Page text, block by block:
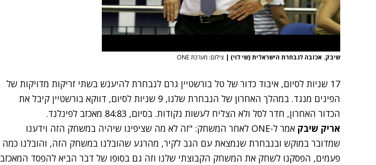
שיבק. אכזבה לנבחרת הישראלית (שי לוי) | צילום: מערכת ONE
17 שניות לסיום, איבוד כדור של טל בורשטיין גרם לנבחרת להיענש בשתי זריקות מדויקות של
הפינים מנגד. במהלך האחרון של הנבחרת שלנו, 9 שניות לסיום, דווקא בורשטיין קיבל את
הכדור האחרון, חדר לסל ולא הצליח לעשות נקודות. בסיום, 84:83 מאכזב לפינלנד.
אריק שיבק
אמר ל-ONE לאחר המשחק: "זה לא מה שציפינו שיהיה במשחק הזה וידענו
שמדובר במוקש ובנבחרת שנמצאת עם הגב לקיר, מהרגע שהובלנו במשחק הזה, והובלנו כמה
פעמים, הפסקנו לשחק את המשחק הקבוצתי שלנו וזה גם בסופו של דבר הביא להפסד המאכזב